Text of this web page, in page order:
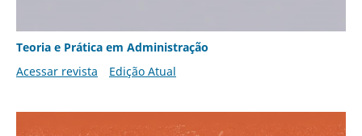
Teoria e Prática em Administração
Acessar revista
Edição Atual